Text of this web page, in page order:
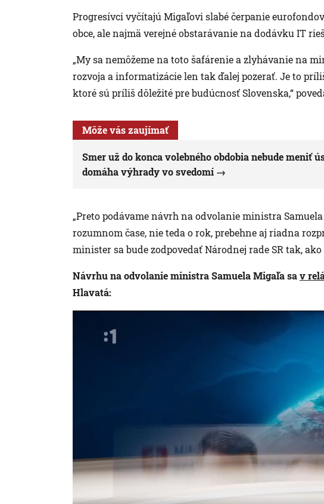
Progresívci vyčítajú Migaľovi slabé čerpanie
obce, ale najmä verejné obstarávanie na dodávku IT
„My sa nemôžeme na toto šafárenie a zlyhávanie na
rozvoja a informatizácie len tak ďalej pozerať. Je to
ktoré sú príliš dôležité pre budúcnosť Slovenska,“
Môže vás zaujímať
Smer už do konca volebného obdobia nebude meniť
domáha výhrady vo svedomí
„Preto podávame návrh na odvolanie ministra
rozumnom čase, nie teda o rok, prebehne aj riadna
minister sa bude zodpovedať Národnej rade SR tak,
Návrhu na odvolanie ministra Samuela Migaľa sav
Hlavatá: